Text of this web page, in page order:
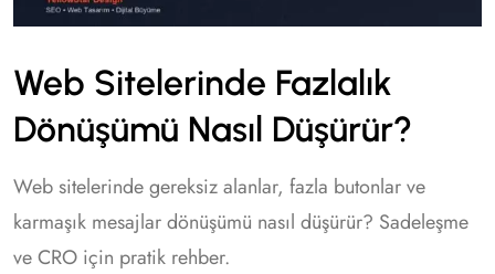
Web Sitelerinde Fazlalık
Dönüşümü Nasıl Düşürür?
Web sitelerinde gereksiz alanlar, fazla butonlar ve
karmaşık mesajlar dönüşümü nasıl düşürür? Sadeleşme
ve CRO için pratik rehber.